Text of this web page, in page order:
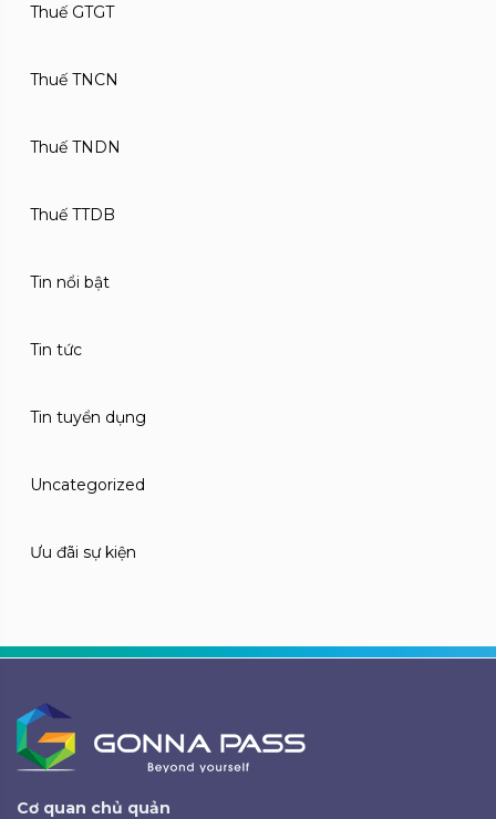
Thuế GTGT
Thuế TNCN
Thuế TNDN
Thuế TTDB
Tin nổi bật
Tin tức
Tin tuyển dụng
Uncategorized
Ưu đãi sự kiện
Cơ quan chủ quản